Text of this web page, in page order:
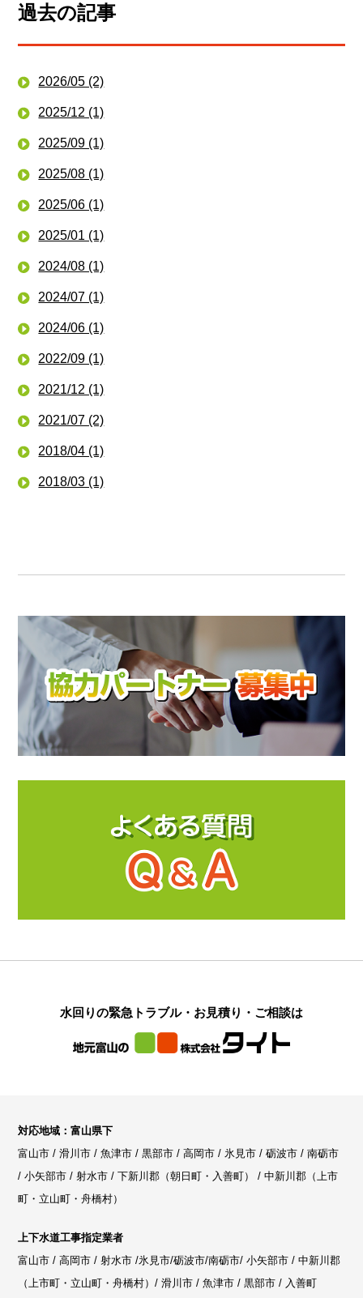
過去の記事
2026/05 (2)
2025/12 (1)
2025/09 (1)
2025/08 (1)
2025/06 (1)
2025/01 (1)
2024/08 (1)
2024/07 (1)
2024/06 (1)
2022/09 (1)
2021/12 (1)
2021/07 (2)
2018/04 (1)
2018/03 (1)
水回りの緊急トラブル・お見積り・ご相談は
対応地域：富山県下
富山市 / 滑川市 / 魚津市 / 黒部市 / 高岡市 / 氷見市 / 砺波市 / 南砺市
/ 小矢部市 / 射水市 / 下新川郡（朝日町・入善町） / 中新川郡（上市
町・立山町・舟橋村）
上下水道工事指定業者
富山市 / 高岡市 / 射水市 /氷見市/砺波市/南砺市/ 小矢部市 / 中新川郡
（上市町・立山町・舟橋村）/ 滑川市 / 魚津市 / 黒部市 / 入善町